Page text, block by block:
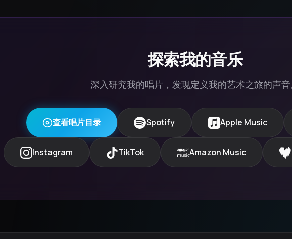
探索我的音乐
深入研究我的唱片，发现定义我的艺术之旅的声音
查看唱片目录 Spotify Apple Music
Instagram TikTok Amazon Music